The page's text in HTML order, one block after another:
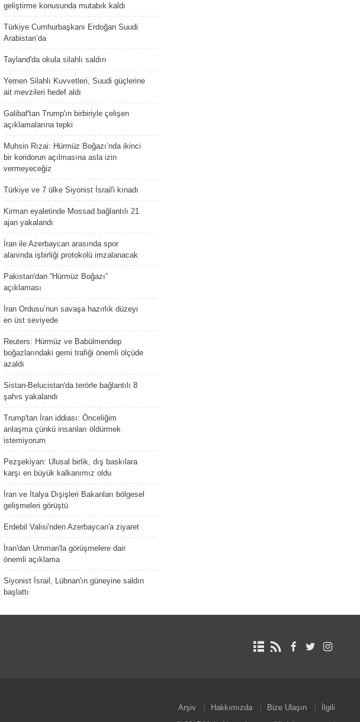
geliştirme konusunda mutabık kaldı
Türkiye Cumhurbaşkanı Erdoğan Suudi
Arabistan’da
Tayland'da okula silahlı saldırı
Yemen Silahlı Kuvvetleri, Suudi güçlerine
ait mevzileri hedef aldı
Galibaf'tan Trump'ın birbiriyle çelişen
açıklamalarına tepki
Muhsin Rızai: Hürmüz Boğazı’nda ikinci
bir koridorun açılmasına asla izin
vermeyeceğiz
Türkiye ve 7 ülke Siyonist İsrail'i kınadı
Kirman eyaletinde Mossad bağlantılı 21
ajan yakalandı
İran ile Azerbaycan arasında spor
alanında işbirliği protokolü imzalanacak
Pakistan'dan “Hürmüz Boğazı”
açıklaması
İran Ordusu’nun savaşa hazırlık düzeyi
en üst seviyede
Reuters: Hürmüz ve Babülmendep
boğazlarındaki gemi trafiği önemli ölçüde
azaldı
Sistan-Belucistan'da terörle bağlantılı 8
şahıs yakalandı
Trump'tan İran iddiası: Önceliğim
anlaşma çünkü insanları öldürmek
istemiyorum
Pezşekiyan: Ulusal birlik, dış baskılara
karşı en büyük kalkanımız oldu
İran ve İtalya Dışişleri Bakanları bölgesel
gelişmeleri görüştü
Erdebil Valisi'nden Azerbaycan'a ziyaret
İran'dan Umman'la görüşmelere dair
önemli açıklama
Siyonist İsrail, Lübnan'ın güneyine saldırı
başlattı
Arşiv Hakkımızda Bize Ulaşın
İlgili